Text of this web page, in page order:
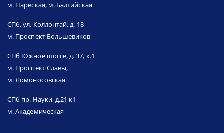
м. Нарвская, м. Балтийская
СПб, ул. Коллонтай, д. 18
м. Проспект Большевиков
СПб Южное шоссе, д. 37, к.1
м. Проспект Славы,
м. Ломоносовская
СПб пр. Науки, д.21 к1
м. Академическая